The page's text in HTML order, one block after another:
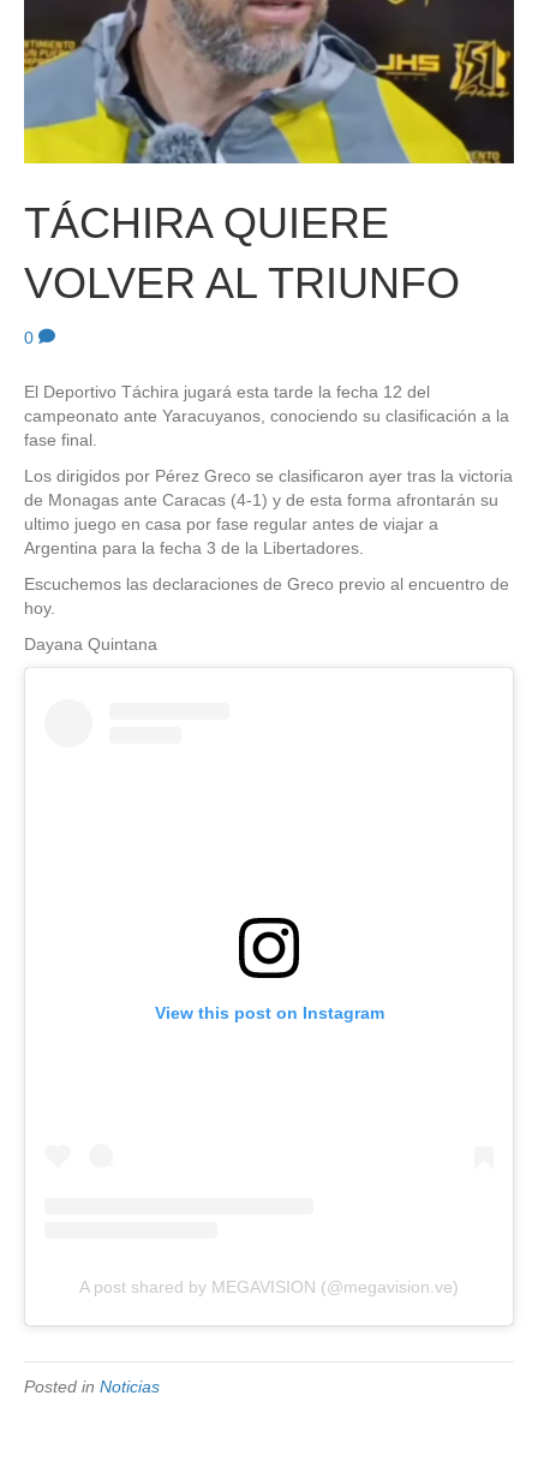
TÁCHIRA QUIERE
VOLVER AL TRIUNFO
0
El Deportivo Táchira jugará esta tarde la fecha 12 del
campeonato ante Yaracuyanos, conociendo su clasificación a la
fase final.
Los dirigidos por Pérez Greco se clasificaron ayer tras la victoria
de Monagas ante Caracas (4-1) y de esta forma afrontarán su
ultimo juego en casa por fase regular antes de viajar a
Argentina para la fecha 3 de la Libertadores.
Escuchemos las declaraciones de Greco previo al encuentro de
hoy.
Dayana Quintana
View this post on Instagram
A post shared by MEGAVISION (@megavision.ve)
Posted in Noticias